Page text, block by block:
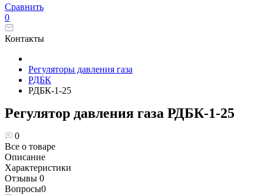
Сравнить
0
Контакты
Регуляторы давления газа
РДБК
РДБК-1-25
Регулятор давления газа РДБК-1-25
0
Все о товаре
Описание
Характеристики
Отзывы 0
Вопросы0